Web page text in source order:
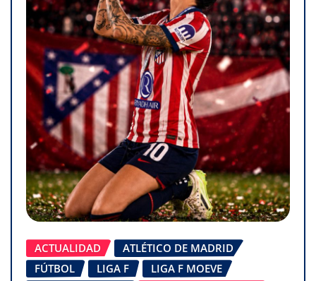
ACTUALIDAD
ATLÉTICO DE MADRID
FÚTBOL
LIGA F
LIGA F MOEVE